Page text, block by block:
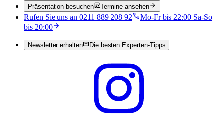
Präsentation besuchen
Termine ansehen
Rufen Sie uns an 0211 889 208 92
Mo-Fr bis 22:00 Sa-So
bis 20:00
Newsletter erhalten Die besten Experten-Tipps